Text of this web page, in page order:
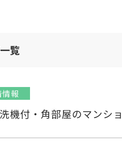
覧
報
機付・角部屋のマンシ